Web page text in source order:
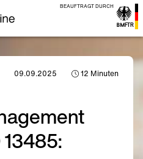
BEAUFTRAGT DURCH
09.09.2025 12 Minuten